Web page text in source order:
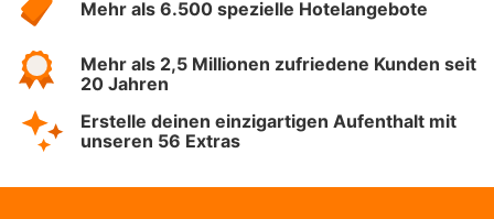
Mehr als 6.500 spezielle Hotelangebote
Mehr als 2,5 Millionen zufriedene Kunden seit
20 Jahren
Erstelle deinen einzigartigen Aufenthalt mit
unseren 56 Extras